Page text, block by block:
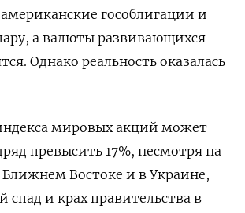
гособлигации и
а валюты развивающихся
Однако реальность оказалась
мировых акций может
превысить 17%, несмотря на
Востоке и в Украине,
спад и крах правительства в